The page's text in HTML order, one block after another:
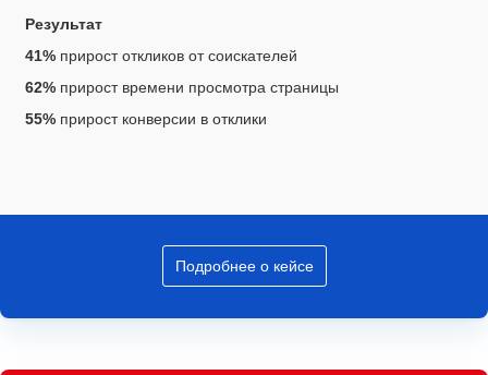
Подробнее о кейсе
Результат
41% прирост откликов от соискателей
62% прирост времени просмотра страницы
55% прирост конверсии в отклики